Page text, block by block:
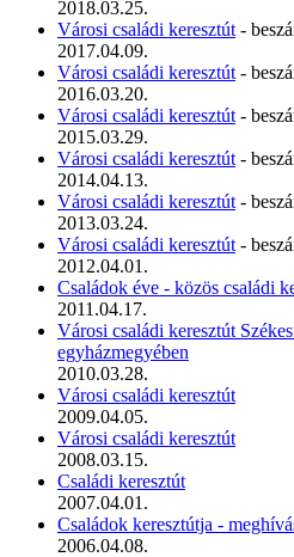
2018.03.25.
Városi családi keresztút -
2017.04.09.
Városi családi keresztút -
2016.03.20.
Városi családi keresztút -
2015.03.29.
Városi családi keresztút -
2014.04.13.
Városi családi keresztút -
2013.03.24.
Városi családi keresztút -
2012.04.01.
Családok éve - közös családi
2011.04.17.
Városi családi keresztút
egyházmegyében
2010.03.28.
Városi családi keresztút
2009.04.05.
Városi családi keresztút
2008.03.15.
Családi keresztút
2007.04.01.
Családok keresztútja -
2006.04.08.